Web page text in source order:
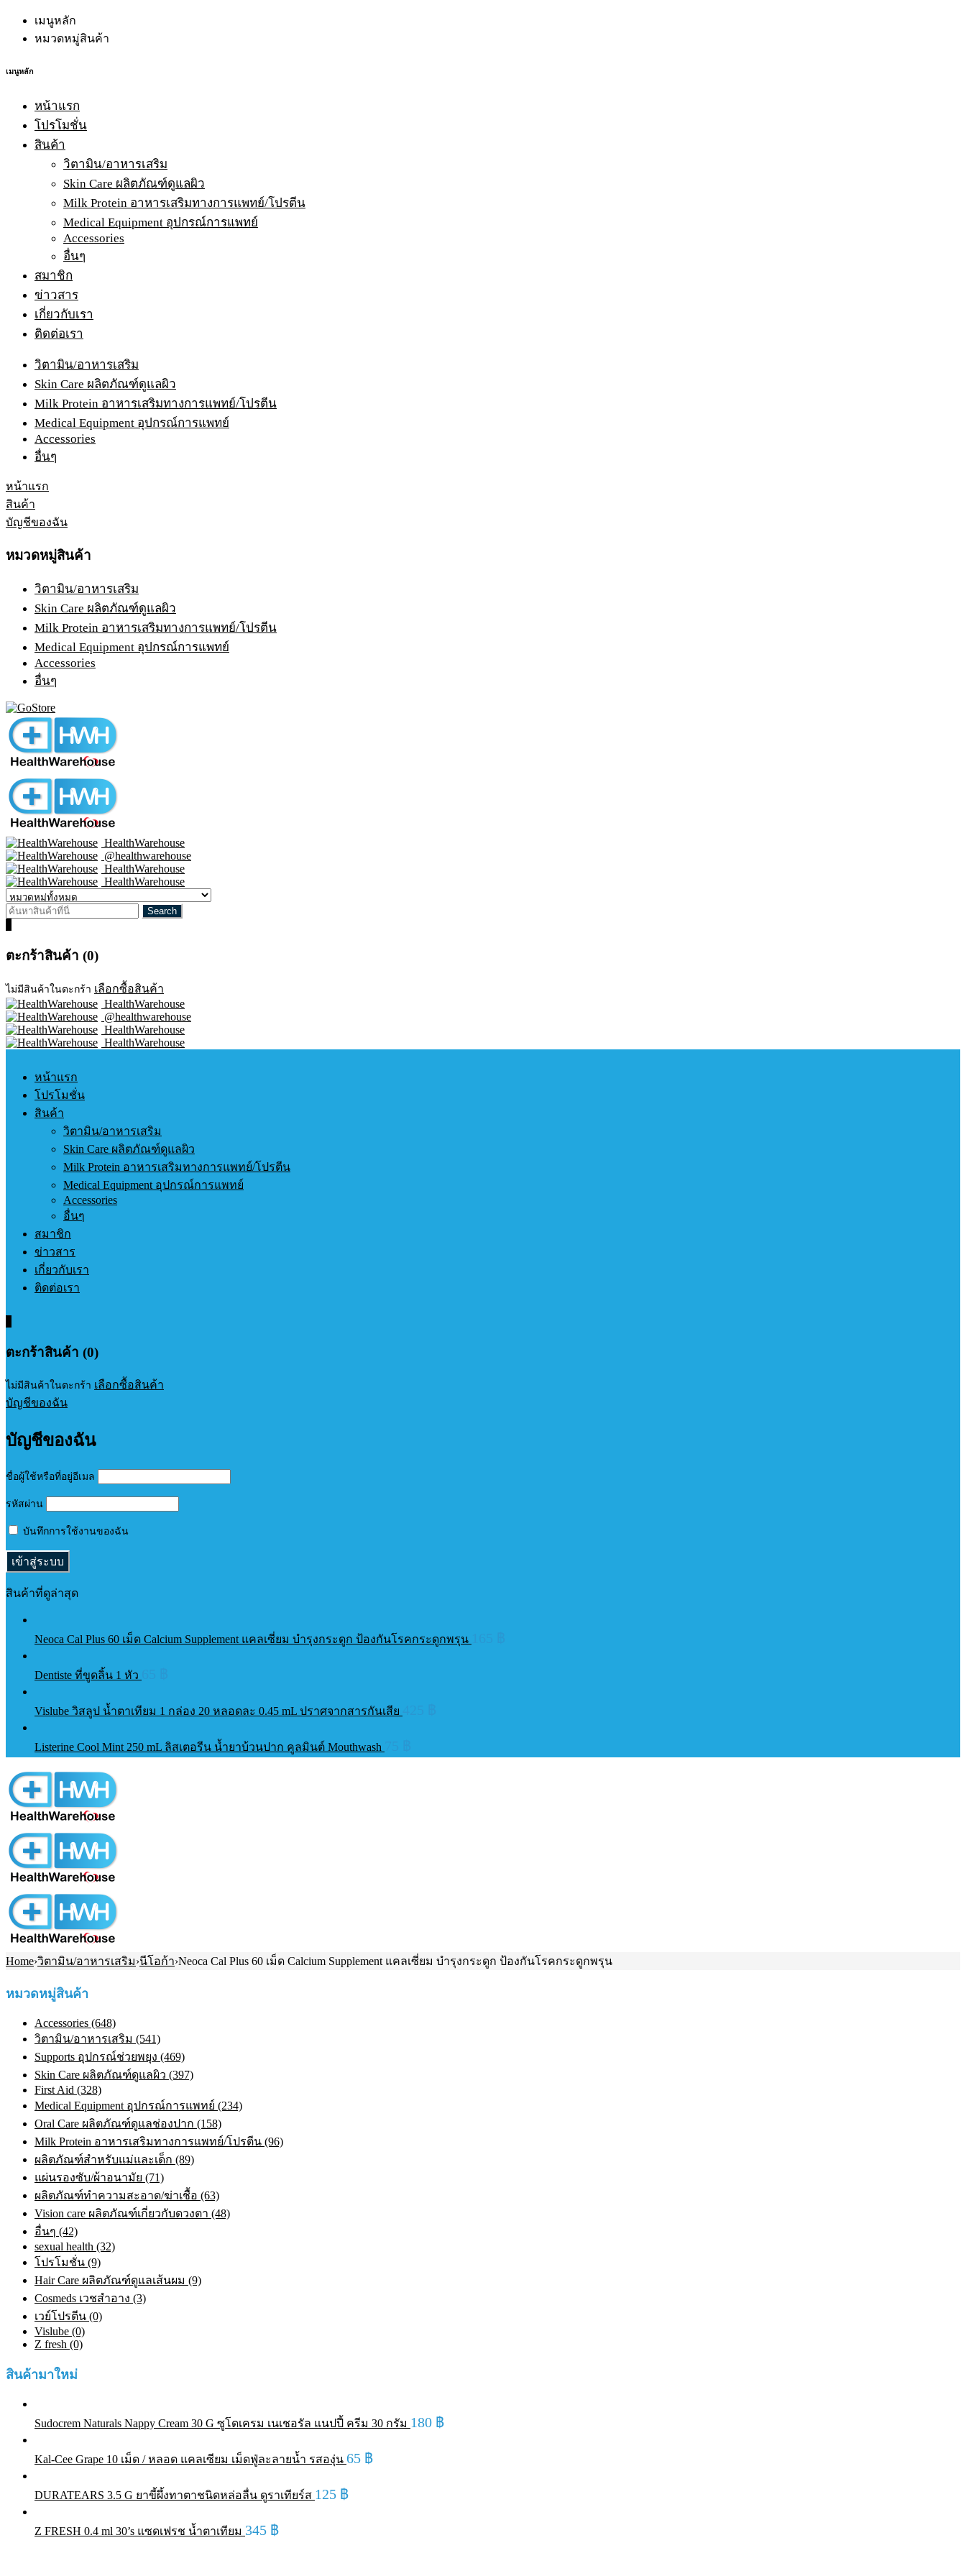
เมนูหลัก
หมวดหมู่สินค้า
เมนูหลัก
หน้าแรก
โปรโมชั่น
สินค้า
วิตามิน/อาหารเสริม
Skin Care ผลิตภัณฑ์ดูแลผิว
Milk Protein อาหารเสริมทางการแพทย์/โปรตีน
Medical Equipment อุปกรณ์การแพทย์
Accessories
อื่นๆ
สมาชิก
ข่าวสาร
เกี่ยวกับเรา
ติดต่อเรา
วิตามิน/อาหารเสริม
Skin Care ผลิตภัณฑ์ดูแลผิว
Milk Protein อาหารเสริมทางการแพทย์/โปรตีน
Medical Equipment อุปกรณ์การแพทย์
Accessories
อื่นๆ
หน้าแรก
สินค้า
บัญชีของฉัน
หมวดหมู่สินค้า
วิตามิน/อาหารเสริม
Skin Care ผลิตภัณฑ์ดูแลผิว
Milk Protein อาหารเสริมทางการแพทย์/โปรตีน
Medical Equipment อุปกรณ์การแพทย์
Accessories
อื่นๆ
HealthWarehouse
@healthwarehouse
HealthWarehouse
HealthWarehouse
ตะกร้าสินค้า (0)
ไม่มีสินค้าในตะกร้า เลือกซื้อสินค้า
HealthWarehouse
@healthwarehouse
HealthWarehouse
HealthWarehouse
หน้าแรก
โปรโมชั่น
สินค้า
วิตามิน/อาหารเสริม
Skin Care ผลิตภัณฑ์ดูแลผิว
Milk Protein อาหารเสริมทางการแพทย์/โปรตีน
Medical Equipment อุปกรณ์การแพทย์
Accessories
อื่นๆ
สมาชิก
ข่าวสาร
เกี่ยวกับเรา
ติดต่อเรา
ตะกร้าสินค้า (0)
ไม่มีสินค้าในตะกร้า เลือกซื้อสินค้า
บัญชีของฉัน
บัญชีของฉัน
ชื่อผู้ใช้หรือที่อยู่อีเมล
รหัสผ่าน
บันทึกการใช้งานของฉัน
สินค้าที่ดูล่าสุด
Neoca Cal Plus 60 เม็ด Calcium Supplement แคลเซี่ยม บำรุงกระดูก ป้องกันโรคกระดูกพรุน
Dentiste ที่ขูดลิ้น 1 หัว
Vislube วิสลูป น้ำตาเทียม 1 กล่อง 20 หลอดละ 0.45 mL ปราศจากสารกันเสีย
Listerine Cool Mint 250 mL ลิสเตอรีน น้ำยาบ้วนปาก คูลมินต์ Mouthwash
Home›วิตามิน/อาหารเสริม›นีโอก้า›Neoca Cal Plus 60 เม็ด Calcium Supplement แคลเซี่ยม บำรุงกระดูก ป้องกันโรคกระดูกพรุน
หมวดหมู่สินค้า
Accessories (648)
วิตามิน/อาหารเสริม (541)
Supports อุปกรณ์ช่วยพยุง (469)
Skin Care ผลิตภัณฑ์ดูแลผิว (397)
First Aid (328)
Medical Equipment อุปกรณ์การแพทย์ (234)
Oral Care ผลิตภัณฑ์ดูแลช่องปาก (158)
Milk Protein อาหารเสริมทางการแพทย์/โปรตีน (96)
ผลิตภัณฑ์สำหรับแม่และเด็ก (89)
แผ่นรองซับ/ผ้าอนามัย (71)
ผลิตภัณฑ์ทําความสะอาด/ฆ่าเชื้อ (63)
Vision care ผลิตภัณฑ์เกี่ยวกับดวงตา (48)
อื่นๆ (42)
sexual health (32)
โปรโมชั่น (9)
Hair Care ผลิตภัณฑ์ดูแลเส้นผม (9)
Cosmeds เวชสําอาง (3)
เวย์โปรตีน (0)
Vislube (0)
Z fresh (0)
สินค้ามาใหม่
Sudocrem Naturals Nappy Cream 30 G ซูโดเครม เนเชอรัล แนปปี้ ครีม 30 กรัม 180 ฿
Kal-Cee Grape 10 เม็ด / หลอด แคลเซียม เม็ดฟู่ละลายน้ำ รสองุ่น 65 ฿
DURATEARS 3.5 G ยาขี้ผึ้งทาตาชนิดหล่อลื่น ดูราเทียร์ส 125 ฿
Z FRESH 0.4 ml 30’s แซดเฟรช น้ำตาเทียม 345 ฿